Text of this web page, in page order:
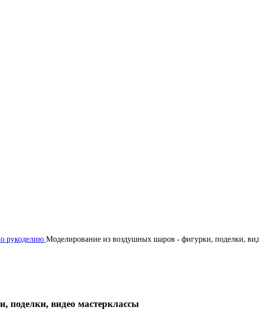
рукоделию Моделирование из воздушных шаров - фигурки, поделки,
поделки, видео мастерклассы